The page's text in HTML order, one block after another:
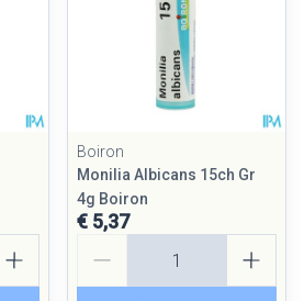
Boiron
Monilia Albicans 15ch Gr
4g Boiron
€ 5,37